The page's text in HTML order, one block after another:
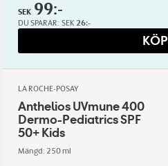
SEK 99:-
DU SPARAR: SEK 26:-
KÖP
LA ROCHE-POSAY
Anthelios UVmune 400
Dermo-Pediatrics SPF
50+ Kids
Mängd: 250 ml